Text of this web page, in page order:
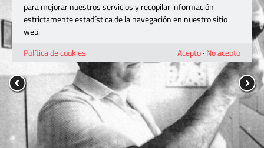
para mejorar nuestros servicios y recopilar información
estrictamente estadística de la navegación en nuestro sitio
web.
Política de cookies
Acepto· No acepto